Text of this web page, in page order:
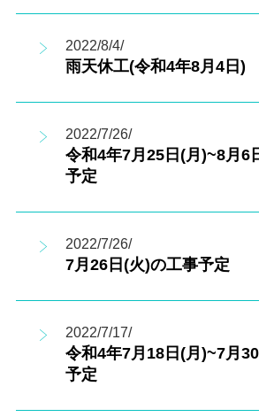
2022/8/4/
雨天休工(令和4年8月4日)
2022/7/26/
令和4年7月25日(月)~8月6
予定
2022/7/26/
7月26日(火)の工事予定
2022/7/17/
令和4年7月18日(月)~7月
予定